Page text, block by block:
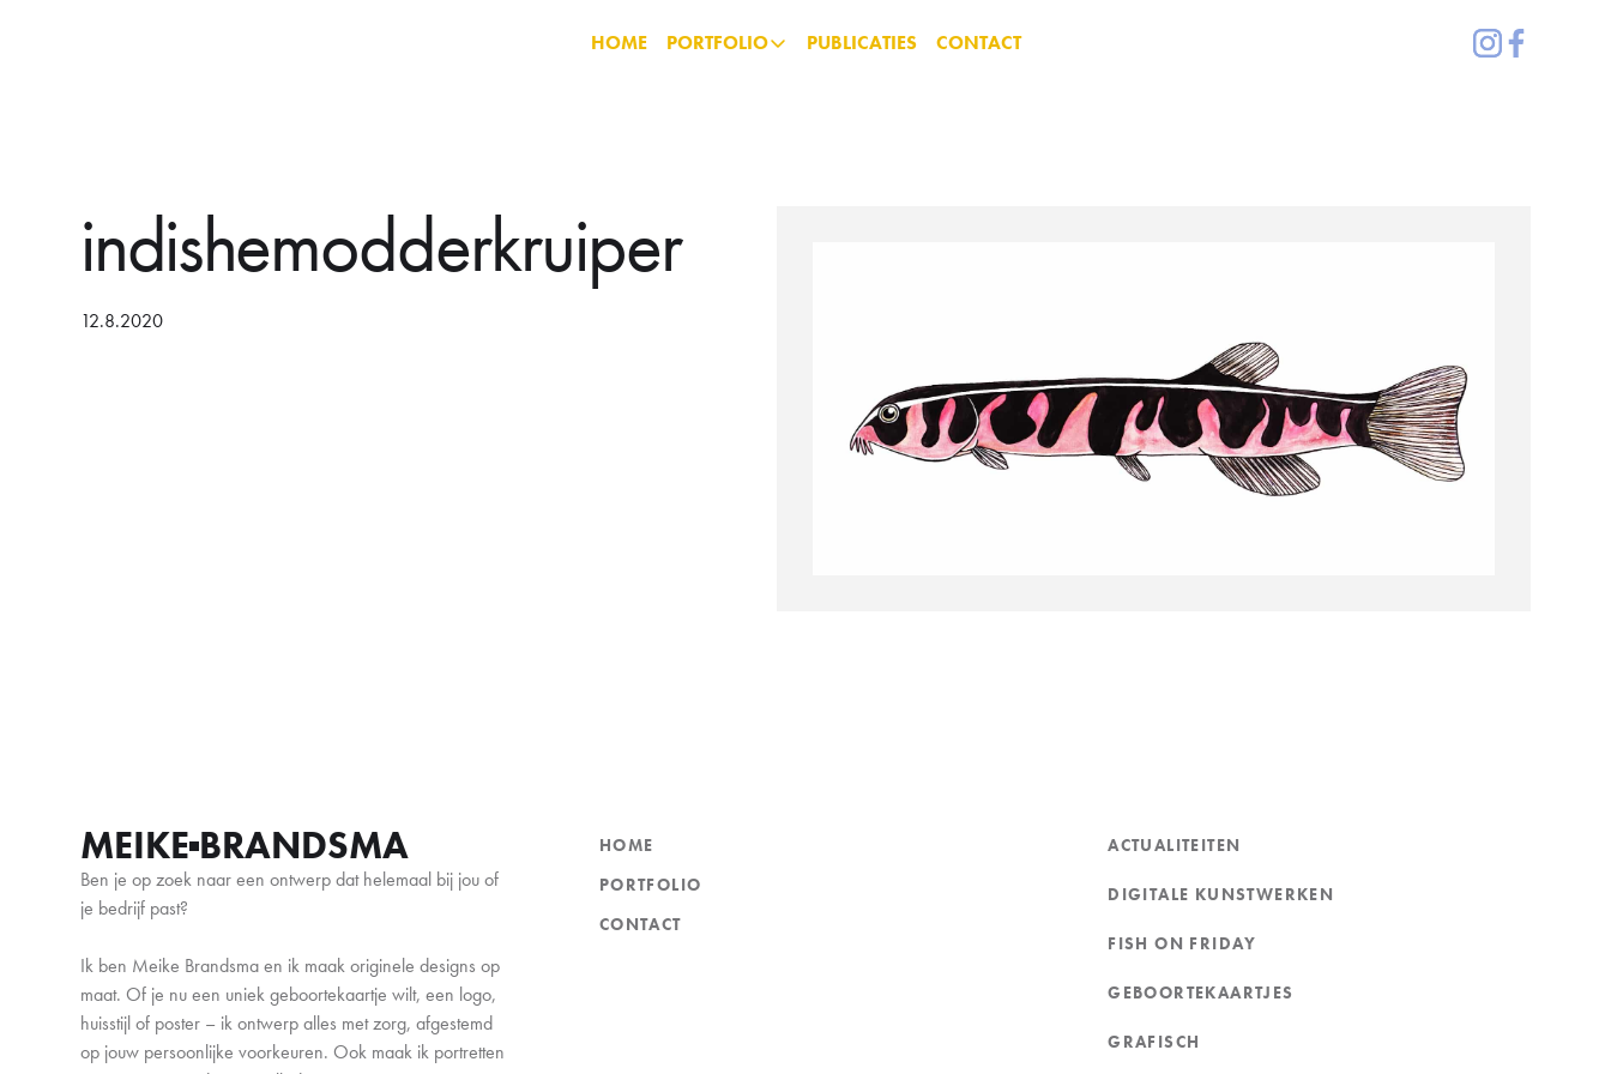
HOME PORTFOLIO PUBLICATIES CONTACT
indishemodderkruiper
12.8.2020
MEIKE BRANDSMA
Ben je op zoek naar een ontwerp dat helemaal bij jou of
je bedrijf past?
Ik ben Meike Brandsma en ik maak originele designs op
maat. Of je nu een uniek geboortekaartje wilt, een logo,
huisstijl of poster – ik ontwerp alles met zorg, afgestemd
op jouw persoonlijke voorkeuren. Ook maak ik portretten
HOME
PORTFOLIO
CONTACT
ACTUALITEITEN
DIGITALE KUNSTWERKEN
FISH ON FRIDAY
GEBOORTEKAARTJES
GRAFISCH